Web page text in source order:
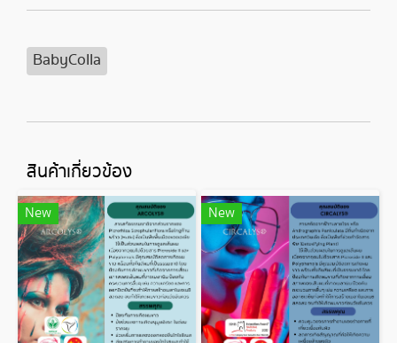
BabyColla
สินค้าเกี่ยวข้อง
New New